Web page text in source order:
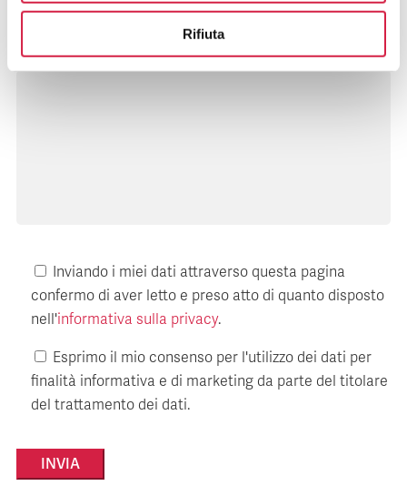
Rifiuta
Messaggio
Inviando i miei dati attraverso questa pagina
confermo di aver letto e preso atto di quanto disposto
nell'informativa sulla privacy.
Esprimo il mio consenso per l'utilizzo dei dati per
finalità informativa e di marketing da parte del titolare
del trattamento dei dati.